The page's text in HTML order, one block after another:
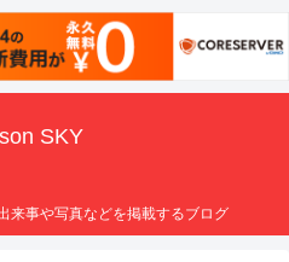
SKY
来事や写真などを掲載するブログ